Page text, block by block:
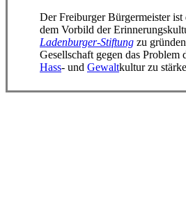
Der Freiburger Bürgermeister ist
dem Vorbild der
Ladenburger-Stiftung zu
Gesellschaft gegen das Problem
Hass- und Gewalt­kultur zu